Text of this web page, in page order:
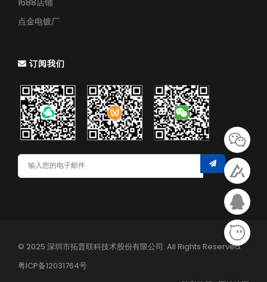
点金电镀厂
订阅我们
© 2025 深圳市拓普联科技术股份有限公司. All Rights Reserved.
粤ICP备12031764号